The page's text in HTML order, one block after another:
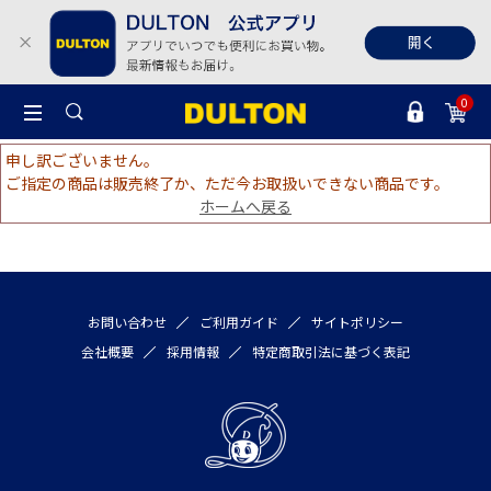
0
申し訳ございません。
ご指定の商品は販売終了か、ただ今お取扱いできない商品です。
ホームへ戻る
お問い合わせ ご利用ガイド
サイトポリシー
会社概要
採用情報 特定商取引法に基づく表記